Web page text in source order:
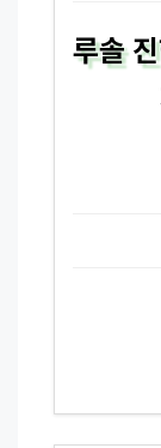
루솔